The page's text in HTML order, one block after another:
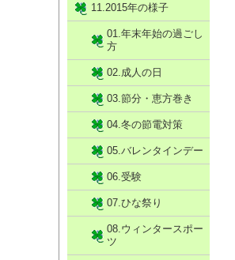
11.2015年の様子
01.年末年始の過ごし
方
02.成人の日
03.節分・恵方巻き
04.冬の節電対策
05.バレンタインデー
06.受験
07.ひな祭り
08.ウィンタースポー
ツ